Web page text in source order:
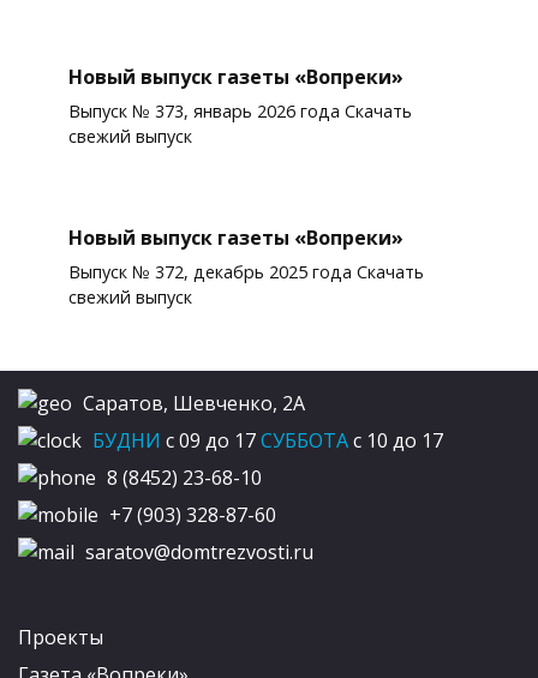
Новый выпуск газеты «Вопреки»
Выпуск № 373, январь 2026 года Скачать
свежий выпуск
Новый выпуск газеты «Вопреки»
Выпуск № 372, декабрь 2025 года Скачать
свежий выпуск
Саратов, Шевченко, 2А
БУДНИ c 09 до 17СУББОТАc 10 до 17
8 (8452) 23-68-10
+7 (903) 328-87-60
saratov@domtrezvosti.ru
Проекты